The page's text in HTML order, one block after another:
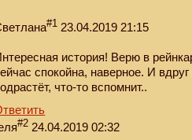
#1 23.04.2019 21:15
история! Верю в
спокойна, наверное. И
что-то вспомнит..
#2 24.04.2019 02:32